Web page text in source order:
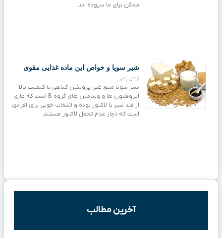
ممکن برای ما سروده اند.
شیر سویا و خواص این ماده غذایی مقوی
16 آبان 02
شیر سویا منبع غنی پروتئین گیاهی با کیفیت بالا،
ایزوفلاون ها و ویتامین های گروه B است که عاری
از قند شیر یا لاکتوز بوده و انتخاب خوبی برای افرادی
است که دچار عدم تحمل لاکتوز هستند.
آخرین مطالب